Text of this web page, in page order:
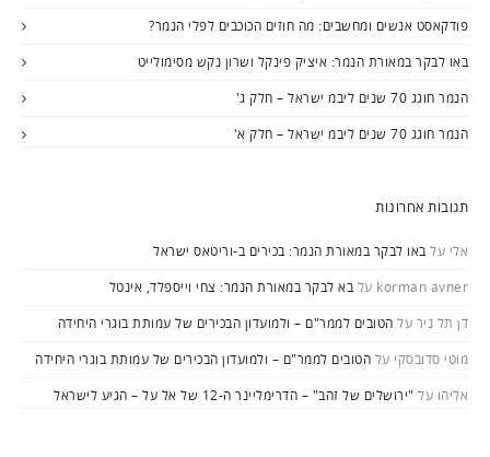
פודקאסט אנשים ומחשבים: מה חוזים הכוכבים לפלי הנמר?
באו לבקר במאורת הנמר: איציק פינקל ושרון נקש מסימולייט
הנמר חוגג 70 שנים ליבמ ישראל – חלק ג'
הנמר חוגג 70 שנים ליבמ ישראל – חלק א'
תגובות אחרונות
אלי עלבאו לבקר במאורת הנמר: בכירים ב-וריטאס ישראל
korman avner עלבא לבקר במאורת הנמר: צחי וייספלד, אינטל
דן תל ניר על הטובים לממר"ם – ולמועדון הבכירים של עמותת בוגרי היחידה
מוטי סדובסקי על הטובים לממר"ם – ולמועדון הבכירים של עמותת בוגרי היחידה
אליהו על "ירושלים של זהב" – הדרימליינר ה-12 של אל על – הגיע לישראל